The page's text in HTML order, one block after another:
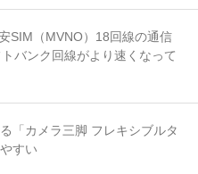
SIM（MVNO）18回線の通信
バンク回線がより速くなって
「カメラ三脚 フレキシブルタ
すい